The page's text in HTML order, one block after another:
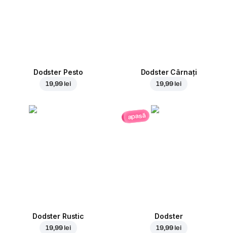
Dodster Pesto
19,99 lei
Dodster Cârnați
19,99 lei
Dodster Rustic
19,99 lei
apasă
Dodster
19,99 lei